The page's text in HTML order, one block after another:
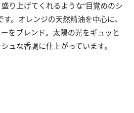
り上げてくれるような“目覚めのシ
す。オレンジの天然精油を中心に、
をブレンド。太陽の光をギュッと
ュな香調に仕上がっています。